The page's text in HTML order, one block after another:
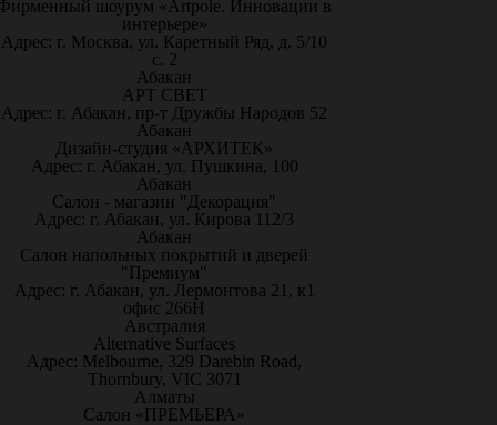
шоурум «Artpole. Инновации в
интерьере»
Адрес: г. Москва, ул. Каретный Ряд, д. 5/10
с. 2
Абакан
АРТ СВЕТ
Адрес: г. Абакан, пр-т Дружбы Народов 52
Абакан
Дизайн-студия «АРХИТЕК»
Адрес: г. Абакан, ул. Пушкина, 100
Абакан
Салон - магазин "Декорация"
Адрес: г. Абакан, ул. Кирова 112/3
Абакан
Салон напольных покрытий и дверей
"Премиум"
Адрес: г. Абакан, ул. Лермонтова 21, к1
офис 266Н
Австралия
Alternative Surfaces
Адрес: Melbourne, 329 Darebin Road,
Thornbury, VIC 3071
Алматы
Салон «ПРЕМЬЕРА»